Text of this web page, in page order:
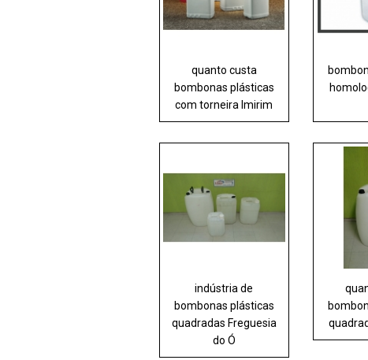
quanto custa
bombonas plásticas
com torneira Imirim
indústria de
bombonas plásticas
quadradas Freguesia
do Ó